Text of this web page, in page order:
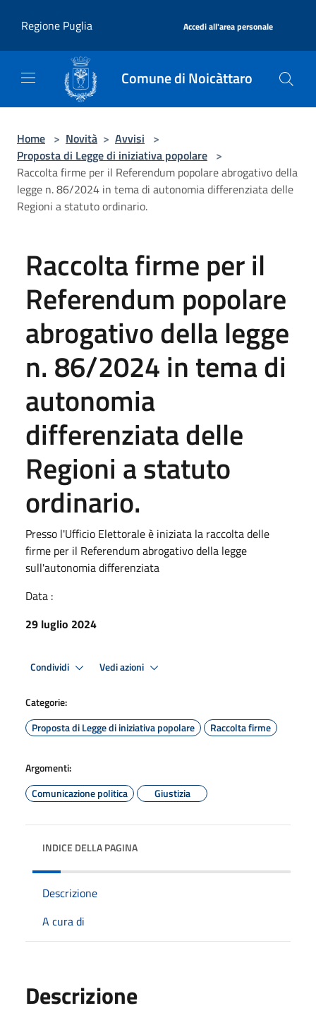
Regione Puglia
Accedi all'area personale
Comune di Noicàttaro
Home > Novità > Avvisi >
Proposta di Legge di iniziativa popolare >
Raccolta firme per il Referendum popolare abrogativo della
legge n. 86/2024 in tema di autonomia differenziata delle
Regioni a statuto ordinario.
Raccolta firme per il
Referendum popolare
abrogativo della legge
n. 86/2024 in tema di
autonomia
differenziata delle
Regioni a statuto
ordinario.
Presso l'Ufficio Elettorale è iniziata la raccolta delle
firme per il Referendum abrogativo della legge
sull'autonomia differenziata
Data :
29 luglio 2024
Condividi Vedi azioni
Categorie:
Proposta di Legge di iniziativa popolare
Raccolta firme
Argomenti:
Comunicazione politica
Giustizia
INDICE DELLA PAGINA
Descrizione
A cura di
Descrizione